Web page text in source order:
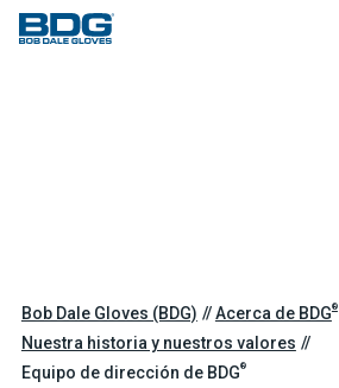
Bob Dale Gloves (BDG) Acerca de BDG®
Nuestra historia y nuestros valores
Equipo de dirección de BDG®